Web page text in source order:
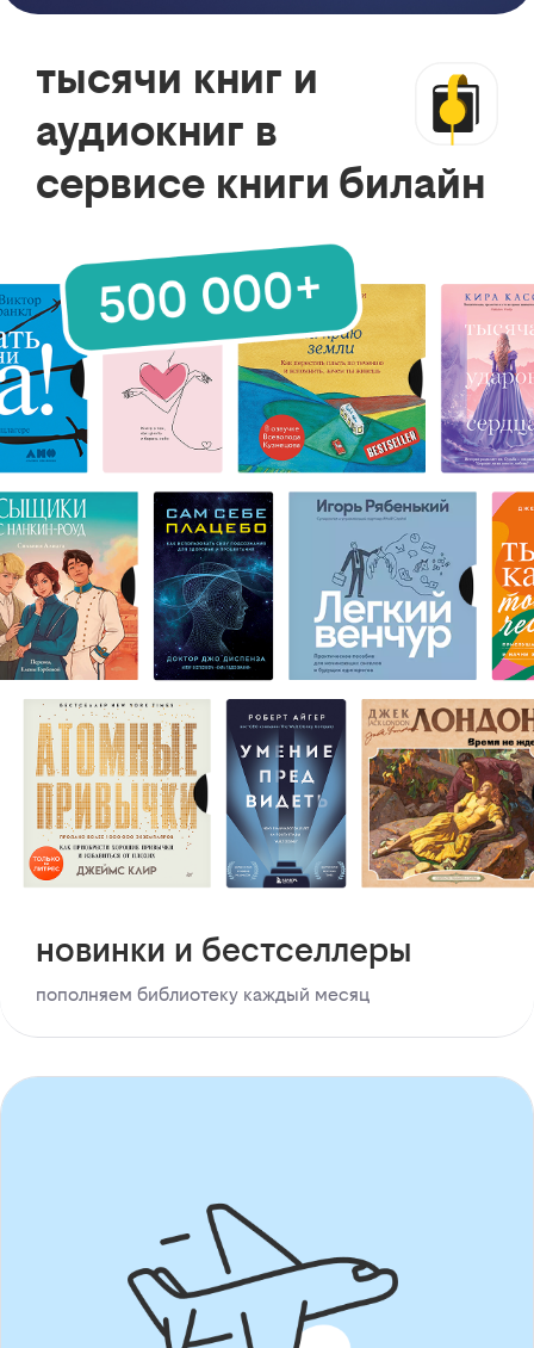
тысячи книг и
аудиокниг в
сервисе книги билайн
новинки и бестселлеры
пополняем библиотеку каждый месяц